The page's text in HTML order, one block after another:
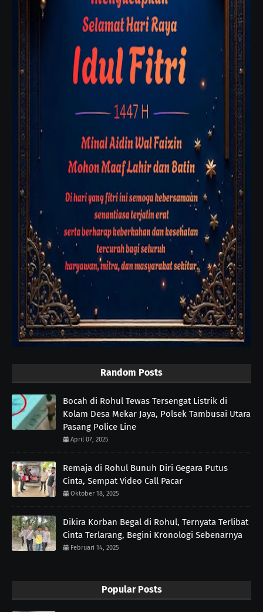
Random Posts
Bocah di Rohul Tewas Tersengat Listrik di
Kolam Desa Mekar Jaya, Polsek Tambusai Utara
Pasang Police Line
April 07, 2025
Remaja di Rohul Bunuh Diri Gegara Putus
Cinta, Sempat Video Call Pacar
Oktober 18, 2025
Dikira Korban Begal di Rohul, Ternyata Terlibat
Cinta Terlarang, Begini Kronologi Sebenarnya
Februari 14, 2025
Popular Posts